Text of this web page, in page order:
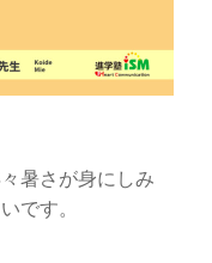
暑さが身にしみ
です。